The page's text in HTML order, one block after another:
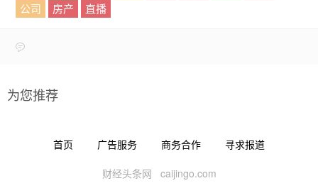
公司
房产 直播
为您推荐
首页 广告服务 商务合作 寻求报道
财经头条网 caijingo.com